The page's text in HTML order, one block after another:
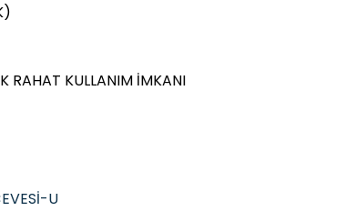
RAHAT KULLANIM İMKANI
U